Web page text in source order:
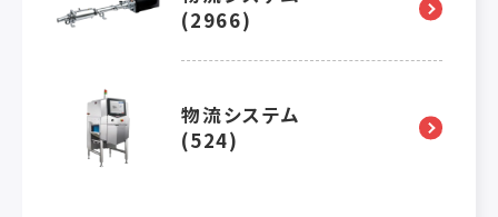
(2966)
物流システム
(524)